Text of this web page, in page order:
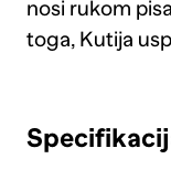
nosi rukom
toga, Kutija